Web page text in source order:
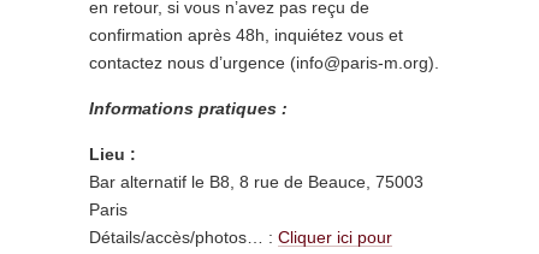
en retour, si vous n’avez pas reçu de
confirmation après 48h, inquiétez vous et
contactez nous d’urgence (info@paris-m.org).
Informations pratiques :
Lieu :
Bar alternatif le B8, 8 rue de Beauce, 75003
Paris
Détails/accès/photos… : Cliquer ici pour